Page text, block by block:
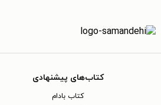
کتاب‌های پیشنهادی
کتاب بادام